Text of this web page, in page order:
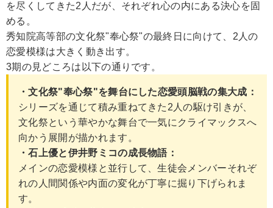
を尽くしてきた2人だが、それぞれ心の内にある決心を固
める。
秀知院高等部の文化祭"奉心祭"の最終日に向けて、2人の
恋愛模様は大きく動き出す。
3期の見どころは以下の通りです。
・文化祭"奉心祭"を舞台にした恋愛頭脳戦の集大成：
シリーズを通じて積み重ねてきた2人の駆け引きが、
文化祭という華やかな舞台で一気にクライマックスへ
向かう展開が描かれます。
・石上優と伊井野ミコの成長物語：
メインの恋愛模様と並行して、生徒会メンバーそれぞ
れの人間関係や内面の変化が丁寧に掘り下げられま
す。